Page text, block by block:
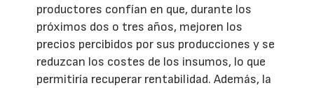
productores confían en que, durante los
próximos dos o tres años, mejoren los
precios percibidos por sus producciones y se
reduzcan los costes de los insumos, lo que
permitiría recuperar rentabilidad. Además, la